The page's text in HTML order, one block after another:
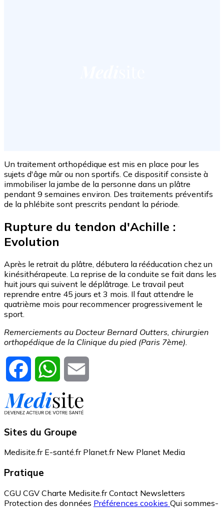
Un traitement orthopédique est mis en place pour les
sujets d'âge mûr ou non sportifs. Ce dispositif consiste à
immobiliser la jambe de la personne dans un plâtre
pendant 9 semaines environ. Des traitements préventifs
de la phlébite sont prescrits pendant la période.
Rupture du tendon d'Achille :
Evolution
Après le retrait du plâtre, débutera la rééducation chez un
kinésithérapeute. La reprise de la conduite se fait dans les
huit jours qui suivent le déplâtrage. Le travail peut
reprendre entre 45 jours et 3 mois. Il faut attendre le
quatrième mois pour recommencer progressivement le
sport.
Remerciements au Docteur Bernard Outters, chirurgien
orthopédique de la Clinique du pied (Paris 7ème).
Facebook WhatsApp
Sites du Groupe
Medisite.fr E-santé.fr Planet.fr New Planet Media
Pratique
CGU CGV Charte Medisite.fr Contact Newsletters
Protection des données Préférences cookies Qui sommes-